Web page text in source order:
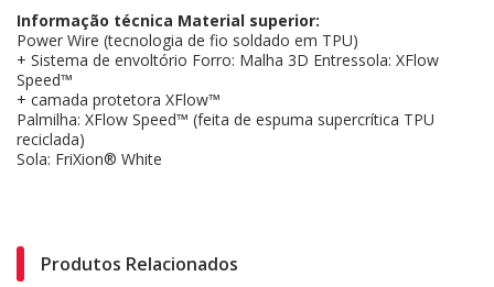
Informação técnica Material superior:
Power Wire (tecnologia de fio soldado em TPU)
+ Sistema de envoltório Forro: Malha 3D Entressola: XFlow
Speed™
+ camada protetora XFlow™
Palmilha: XFlow Speed™ (feita de espuma supercrítica TPU
reciclada)
Sola: FriXion® White
Produtos Relacionados